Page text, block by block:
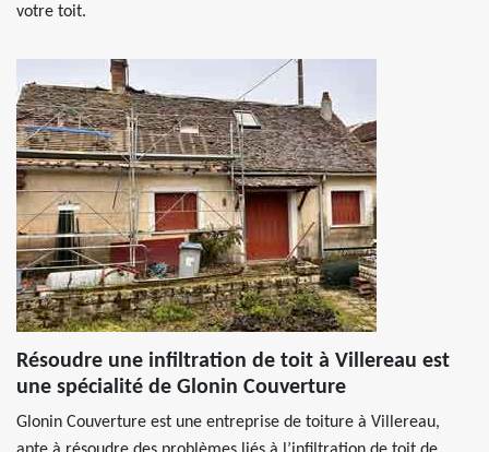
votre toit.
Résoudre une infiltration de toit à Villereau est
une spécialité de Glonin Couverture
Glonin Couverture est une entreprise de toiture à Villereau,